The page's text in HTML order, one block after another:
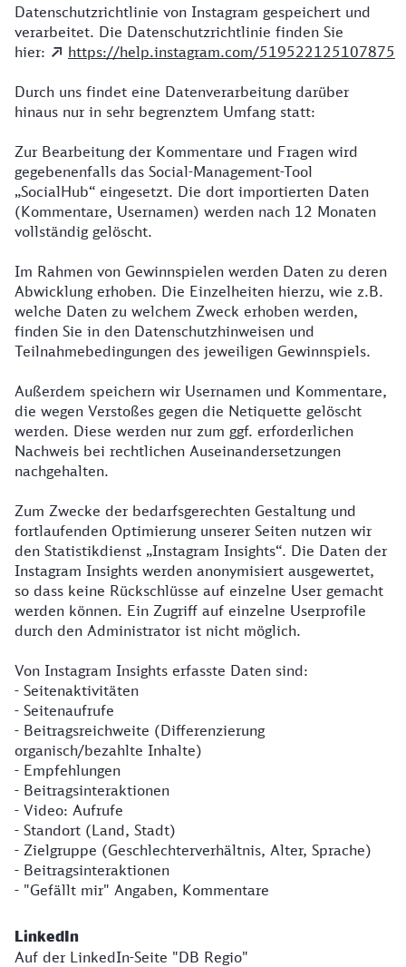
Datenschutzrichtlinie von Instagram gespeichert und
verarbeitet. Die Datenschutzrichtlinie finden Sie
hier:
https://help.instagram.com/519522125107875
Durch uns findet eine Datenverarbeitung darüber
hinaus nur in sehr begrenztem Umfang statt:
Zur Bearbeitung der Kommentare und Fragen wird
gegebenenfalls das Social-Management-Tool
„SocialHub“ eingesetzt. Die dort importierten Daten
(Kommentare, Usernamen) werden nach 12 Monaten
vollständig gelöscht.
Im Rahmen von Gewinnspielen werden Daten zu deren
Abwicklung erhoben. Die Einzelheiten hierzu, wie z.B.
welche Daten zu welchem Zweck erhoben werden,
finden Sie in den Datenschutzhinweisen und
Teilnahmebedingungen des jeweiligen Gewinnspiels.
Außerdem speichern wir Usernamen und Kommentare,
die wegen Verstoßes gegen die Netiquette gelöscht
werden. Diese werden nur zum ggf. erforderlichen
Nachweis bei rechtlichen Auseinandersetzungen
nachgehalten.
Zum Zwecke der bedarfsgerechten Gestaltung und
fortlaufenden Optimierung unserer Seiten nutzen wir
den Statistikdienst „Instagram Insights“. Die Daten der
Instagram Insights werden anonymisiert ausgewertet,
so dass keine Rückschlüsse auf einzelne User gemacht
werden können. Ein Zugriff auf einzelne Userprofile
durch den Administrator ist nicht möglich.
Von Instagram Insights erfasste Daten sind:
- Seitenaktivitäten
- Seitenaufrufe
- Beitragsreichweite (Differenzierung
organisch/bezahlte Inhalte)
- Empfehlungen
- Beitragsinteraktionen
- Video: Aufrufe
- Standort (Land, Stadt)
- Zielgruppe (Geschlechterverhältnis, Alter, Sprache)
- Beitragsinteraktionen
- "Gefällt mir" Angaben, Kommentare
LinkedIn
Auf der LinkedIn-Seite "DB Regio"